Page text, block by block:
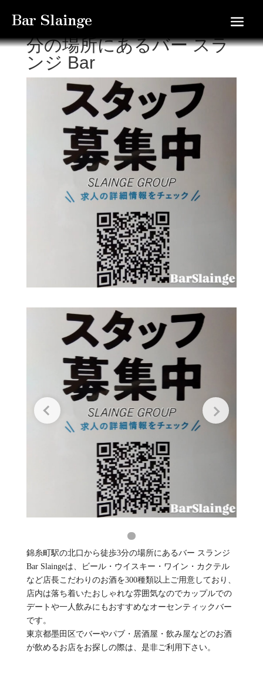
Bar Slainge
錦糸町駅の北口から徒歩3
分の場所にあるバー スラ
ンジ Bar
錦糸町駅の北口から徒歩3分の場所にあるバー スランジ
Bar Slaingeは、ビール・ウイスキー・ワイン・カクテル
など店長こだわりのお酒を300種類以上ご用意しており、
店内は落ち着いたおしゃれな雰囲気なのでカップルでの
デートや一人飲みにもおすすめなオーセンティックバー
です。
東京都墨田区でバーやパブ・居酒屋・飲み屋などのお酒
が飲めるお店をお探しの際は、是非ご利用下さい。